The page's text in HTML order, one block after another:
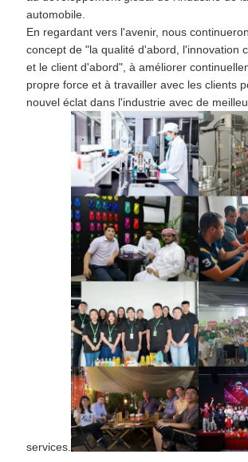
automobile.
En regardant vers l'avenir, nous
concept de "la qualité d'abord, l'innovation
et le client d'abord", à améliorer
propre force et à travailler avec les clients
nouvel éclat dans l'industrie avec de
services.